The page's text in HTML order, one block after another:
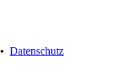
• Datenschutz